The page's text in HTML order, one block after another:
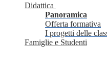
Didattica
Panoramica
Offerta formativa
I progetti delle
Famiglie e Studenti